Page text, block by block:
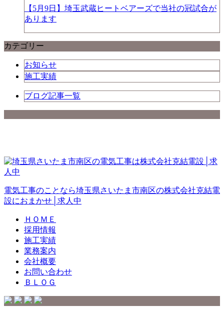
【5月9日】埼玉武蔵ヒートベアーズで当社の冠試合が
あります
カテゴリー
お知らせ
施工実績
ブログ記事一覧
電気工事のことなら埼玉県さいたま市南区の株式会社克結電
設におまかせ│求人中
ＨＯＭＥ
採用情報
施工実績
業務案内
会社概要
お問い合わせ
ＢＬＯＧ